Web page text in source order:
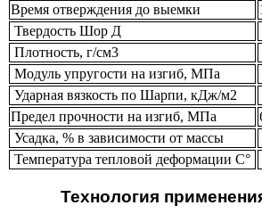
Время отверждения до выемки
Твердость Шор Д
Плотность, г/см3
Модуль упругости на изгиб, МПа
Ударная вязкость по Шарпи, кДж/м2
Предел прочности на изгиб, МПа
Усадка, % в зависимости от массы
Температура тепловой деформации С°
Технология